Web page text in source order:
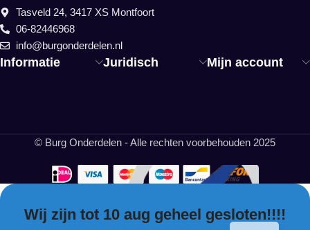
Informatie Juridisch Mijn account
Tasveld 24, 3417 XS Montfoort
06-82446968
info@burgonderdelen.nl
© Burg Onderdelen - Alle rechten voorbehouden 2025
Wij zijn tot 10 aug geheel gesloten!!!!
EN